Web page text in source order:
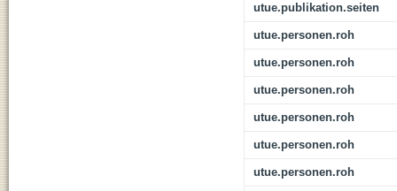
utue.publikation.seiten
utue.personen.roh
utue.personen.roh
utue.personen.roh
utue.personen.roh
utue.personen.roh
utue.personen.roh